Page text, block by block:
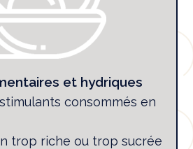
et hydriques
consommés en
trop riche ou trop sucrée